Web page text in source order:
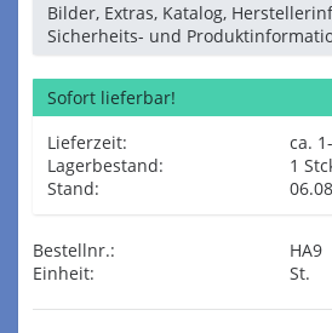
Bilder, Extras, Katalog,
Sicherheits- und
Sofort lieferbar!
Lieferzeit:
ca.
Lagerbestand:
1
Stand:
Bestellnr.:
HA9
Einheit:
St.